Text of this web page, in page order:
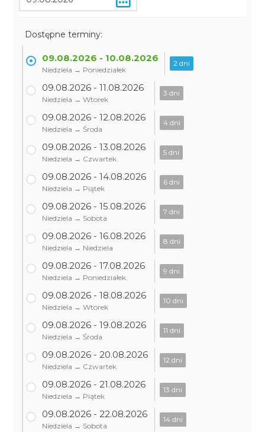
Dostępne terminy:
09.08.2026 - 10.08.2026
Niedziela → Poniedziałek
2 dni
09.08.2026 - 11.08.2026
Niedziela → Wtorek
3 dni
09.08.2026 - 12.08.2026
Niedziela → Środa
4 dni
09.08.2026 - 13.08.2026
Niedziela → Czwartek
5 dni
09.08.2026 - 14.08.2026
Niedziela → Piątek
6 dni
09.08.2026 - 15.08.2026
Niedziela → Sobota
7 dni
09.08.2026 - 16.08.2026
Niedziela → Niedziela
8 dni
09.08.2026 - 17.08.2026
Niedziela → Poniedziałek
9 dni
09.08.2026 - 18.08.2026
Niedziela → Wtorek
10 dni
09.08.2026 - 19.08.2026
Niedziela → Środa
11 dni
09.08.2026 - 20.08.2026
Niedziela → Czwartek
12 dni
09.08.2026 - 21.08.2026
Niedziela → Piątek
13 dni
09.08.2026 - 22.08.2026
Niedziela → Sobota
14 dni